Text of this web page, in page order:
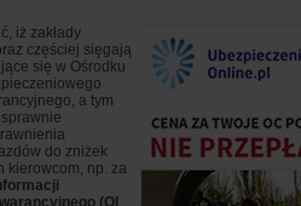
iż zakłady
częściej sięgają
się w Ośrodku
a tym
do zniżek
kierowcom, np. za
(OI